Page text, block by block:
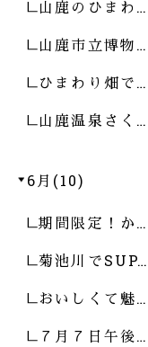
山鹿のひまわ…
山鹿市立博物…
ひまわり畑で…
山鹿温泉さく…
6月(10)
期間限定！か…
菊池川でSUP…
おいしくて魅…
７月７日午後…